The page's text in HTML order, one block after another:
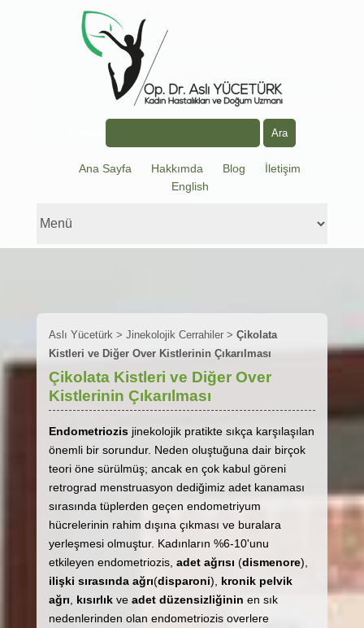
Ana Sayfa Hakkımda Blog
İletişim
English
Aslı Yücetürk> Jinekolojik Cerrahiler> Çikolata
Kistleri ve Diğer Over Kistlerinin Çıkarılması
Çikolata Kistleri ve Diğer Over
Kistlerinin Çıkarılması
Endometriozisjinekolojik pratikte sıkça karşılaşılan
önemli bir sorundur. Neden oluştuğuna dair birçok
teori öne sürülmüş; ancak en çok kabul göreni
retrograd menstruasyon dediğimiz adet kanaması
sırasında tüplerden geçen endometriyum
hücrelerinin rahim dışına çıkması ve buralara
yerleşmesi olmuştur. Kadınların %6-10'unu
etkileyen endometriozis, adet ağrısı (dismenore),
ilişki sırasında ağrı(disparoni), kronik pelvik
ağrı
kısırlıkve adet düzensizliğinin en sık
nedenlerinden olan endometriozis overlere